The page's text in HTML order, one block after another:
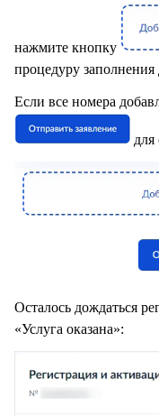
нажмите кнопку
процедуру
Если все номера
для
Осталось дождаться
«Услуга оказана»: